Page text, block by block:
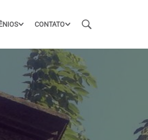
CONTATO